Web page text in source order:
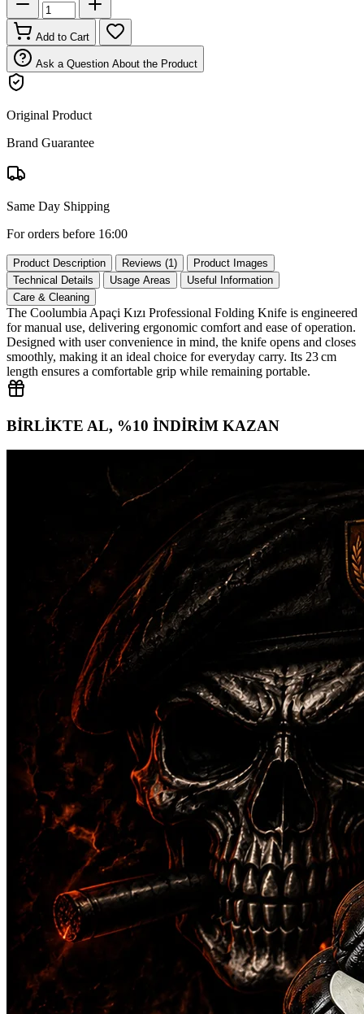
Add to Cart
Ask a Question About the Product
Original Product
Brand Guarantee
Same Day Shipping
For orders before 16:00
Product Description Reviews (1)
Product Images
Technical Details
Usage Areas
Useful Information
Care & Cleaning
The Coolumbia Apaçi Kızı Professional Folding Knife is engineered
for manual use, delivering ergonomic comfort and ease of operation.
Designed with user convenience in mind, the knife opens and closes
smoothly, making it an ideal choice for everyday carry. Its 23 cm
length ensures a comfortable grip while remaining portable.
BİRLİKTE AL, %10 İNDİRİM KAZAN